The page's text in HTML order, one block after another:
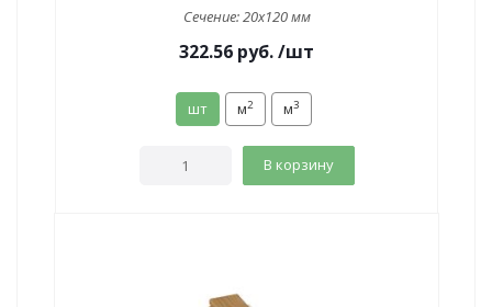
Сечение:20x120 мм
322.56 руб./шт
шт м2 м3
В корзину